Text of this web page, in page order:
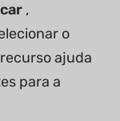
,
o
ajuda
para a